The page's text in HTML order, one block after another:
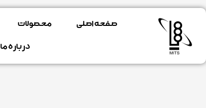
رفتن
محتوا
صفحه اصلی محصولات
درباره ما